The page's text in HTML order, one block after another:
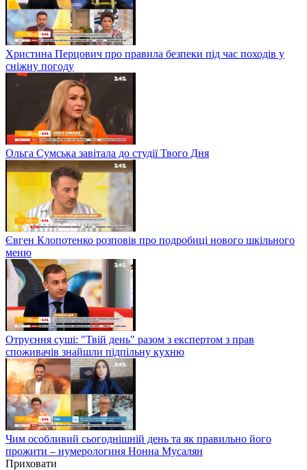
Христина Перцович про правила безпеки під час походів у
сніжну погоду
Ольга Сумська завітала до студії Твого Дня
Євген Клопотенко розповів про подробиці нового шкільного
меню
Отруєння суші: "Твій день" разом з експертом з прав
споживачів знайшли підпільну кухню
Чим особливий сьогоднішній день та як правильно його
прожити – нумерологиня Нонна Мусалян
Приховати